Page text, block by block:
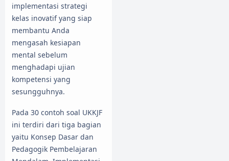
implementasi strategi
kelas inovatif yang siap
membantu Anda
mengasah kesiapan
mental sebelum
menghadapi ujian
kompetensi yang
sesungguhnya.
Pada 30 contoh soal UKKJF
ini terdiri dari tiga bagian
yaitu Konsep Dasar dan
Pedagogik Pembelajaran